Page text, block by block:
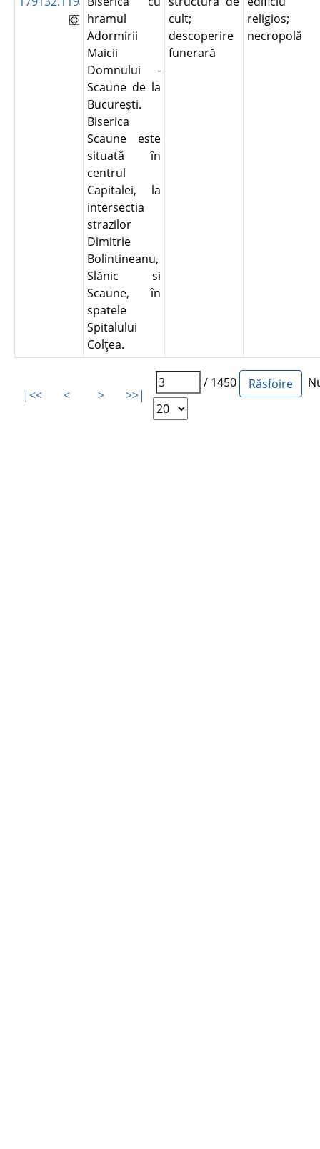
hramul
Adormirii
Maicii
Domnului -
Scaune de la
Bucureşti.
Biserica
Scaune este
situată în
centrul
Capitalei, la
intersectia
strazilor
Dimitrie
Bolintineanu,
Slănic si
Scaune, în
spatele
Spitalului
Colţea.
cult;
descoperire
funerară
religios;
necropolă
|<< < > >>|
/ 1450